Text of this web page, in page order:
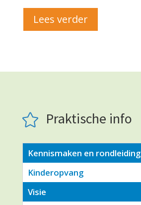
Lees verder
 Praktische info
Kennismaken en rondleiding
Kinderopvang
Visie